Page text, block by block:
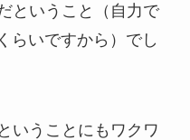
ということ（自力で
らいですから）でし
いうことにもワクワ